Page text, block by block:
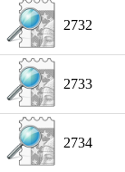
2732
2733
2734